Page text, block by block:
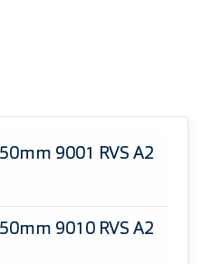
9001 RVS A2
9010 RVS A2